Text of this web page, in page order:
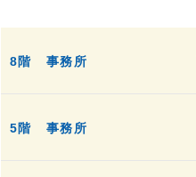
8階 事務所
5階 事務所